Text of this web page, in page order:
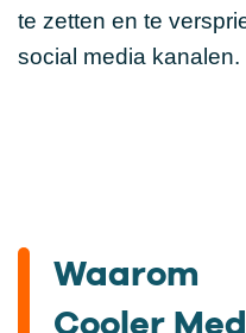
te zetten en te
social media kanalen.
Waarom
Cooler